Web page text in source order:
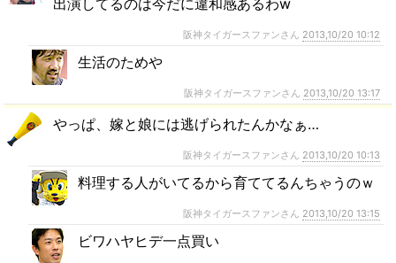
阪神タイガースファンさん 2013,10/20 10:12
生活のためや
阪神タイガースファンさん 2013,10/20 13:17
やっぱ、嫁と娘には逃げられたんかなぁ…
阪神タイガースファンさん 2013,10/20 10:13
料理する人がいてるから育ててるんちゃうのｗ
阪神タイガースファンさん 2013,10/20 13:15
ビワハヤヒデ一点買い